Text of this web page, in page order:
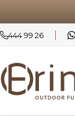
444 99 26